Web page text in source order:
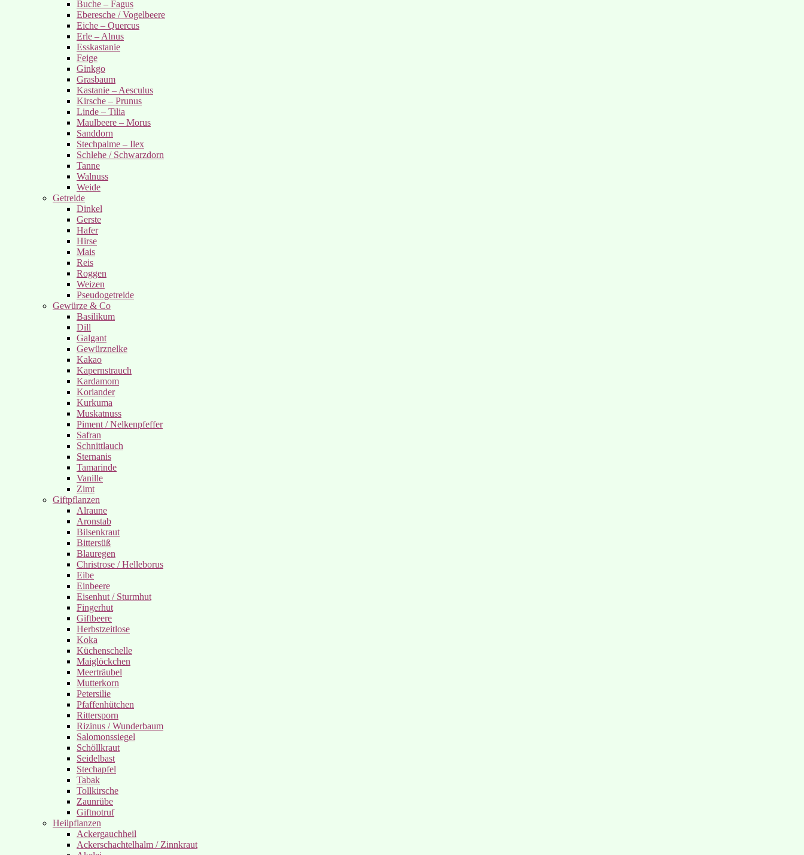
Buche – Fagus
Eberesche / Vogelbeere
Eiche – Quercus
Erle – Alnus
Esskastanie
Feige
Ginkgo
Grasbaum
Kastanie – Aesculus
Kirsche – Prunus
Linde – Tilia
Maulbeere – Morus
Sanddorn
Stechpalme – Ilex
Schlehe / Schwarzdorn
Tanne
Walnuss
Weide
Getreide
Dinkel
Gerste
Hafer
Hirse
Mais
Reis
Roggen
Weizen
Pseudogetreide
Gewürze & Co
Basilikum
Dill
Galgant
Gewürznelke
Kakao
Kapernstrauch
Kardamom
Koriander
Kurkuma
Muskatnuss
Piment / Nelkenpfeffer
Safran
Schnittlauch
Sternanis
Tamarinde
Vanille
Zimt
Giftpflanzen
Alraune
Aronstab
Bilsenkraut
Bittersüß
Blauregen
Christrose / Helleborus
Eibe
Einbeere
Eisenhut / Sturmhut
Fingerhut
Giftbeere
Herbstzeitlose
Koka
Küchenschelle
Maiglöckchen
Meerträubel
Mutterkorn
Petersilie
Pfaffenhütchen
Rittersporn
Rizinus / Wunderbaum
Salomonssiegel
Schöllkraut
Seidelbast
Stechapfel
Tabak
Tollkirsche
Zaunrübe
Giftnotruf
Heilpflanzen
Ackergauchheil
Ackerschachtelhalm / Zinnkraut